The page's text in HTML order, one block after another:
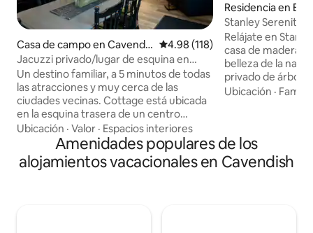
Casa de campo en Cavendis
h
Calificación promedio: 4.98 de
4.98 (118)
Jacuzzi privado/lugar de esquina en
resort de condominios Cavendish
Un destino familiar, a 5 minutos de todas
las atracciones y muy cerca de las
ciudades vecinas. Cottage está ubicada
en la esquina trasera de un centro
vacacional de 5 acres parcialmente
rodeado de árboles, pero lo
suficientemente cerca a través de un
camino para acceder a la sala de juegos y
Ubicación · Valor · Espacios interiores
Residencia en
Stanley Serenity
Relájate en
casa de madera
belleza de la
privado de árboles
eventos también
se
solicita, para
experiencia PEI. ¡La habitación con literas
Ubicación ·
Amenidades populares de los
alojamientos vacacionales en Cavendish